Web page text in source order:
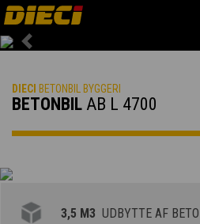
Previous
DIECI BETONBIL BYGGERI
BETONBIL AB L 4700
3,5 M3 UDBYTTE AF